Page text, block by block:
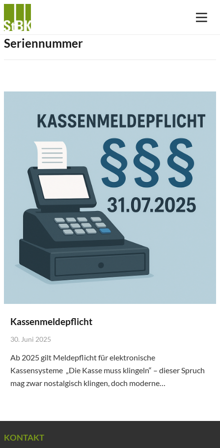
Seriennummer
Kassenmeldepflicht
30. Juni 2025
Ab 2025 gilt Meldepflicht für elektronische
Kassensysteme „Die Kasse muss klingeln“ – dieser Spruch
mag zwar nostalgisch klingen, doch moderne…
KONTAKT